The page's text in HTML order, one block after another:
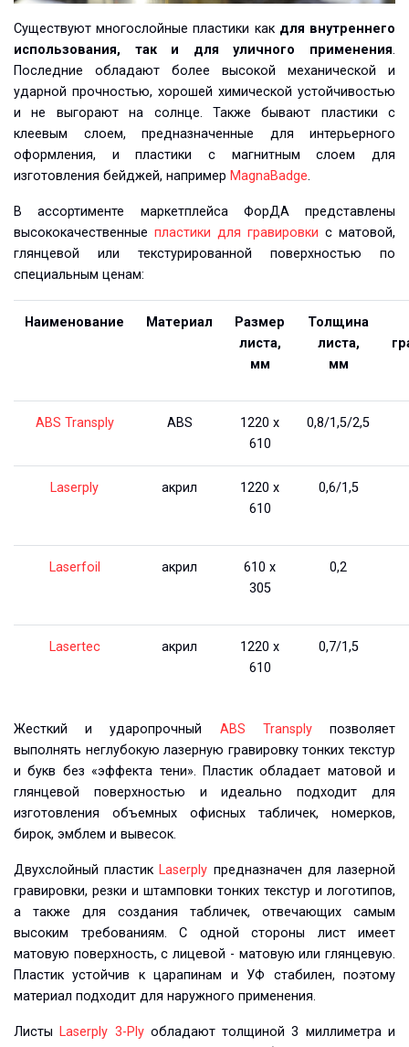
Существуют многослойные пластики как для внутреннего
использования, так и для уличного применения.
Последние обладают более высокой механической и
ударной прочностью, хорошей химической устойчивостью
и не выгорают на солнце. Также бывают пластики с
клеевым слоем, предназначенные для интерьерного
оформления, и пластики с магнитным слоем для
изготовления бейджей, например MagnaBadge.
В ассортименте маркетплейса ФорДА представлены
высококачественные пластики для гравировки с матовой,
глянцевой или текстурированной поверхностью по
специальным ценам:
Наименование Материал
Размер
листа,
мм
Толщина
листа,
мм
ABS Transply ABS
1220 х
610
0,8/1,5/2,5
Laserply акрил
1220 х
610
0,6/1,5
Laserfoil акрил
610 х
305
0,2
Lasertec акрил
1220 х
610
0,7/1,5
Жесткий и ударопрочный ABS Transplyпозволяет
выполнять неглубокую лазерную гравировку тонких текстур
и букв без «эффекта тени». Пластик обладает матовой и
глянцевой поверхностью и идеально подходит для
изготовления объемных офисных табличек, номерков,
бирок, эмблем и вывесок.
Двухслойный пластик Laserply предназначен для лазерной
гравировки, резки и штамповки тонких текстур и логотипов,
а также для создания табличек, отвечающих самым
высоким требованиям. С одной стороны лист имеет
матовую поверхность, с лицевой - матовую или глянцевую.
Пластик устойчив к царапинам и УФ стабилен, поэтому
материал подходит для наружного применения.
Листы Laserply 3-Plyобладают толщиной 3 миллиметра и